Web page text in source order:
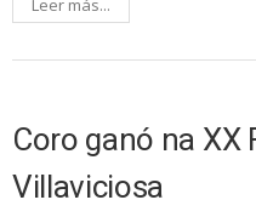
Leer más...
Coro ganó na XX
Villaviciosa